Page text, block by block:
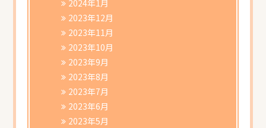
2024年1月
2023年12月
2023年11月
2023年10月
2023年9月
2023年8月
2023年7月
2023年6月
2023年5月